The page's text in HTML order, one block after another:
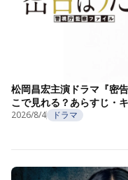
松岡昌宏主演ドラマ『密
こで見れる？あらすじ・
2026/8/4 ドラマ